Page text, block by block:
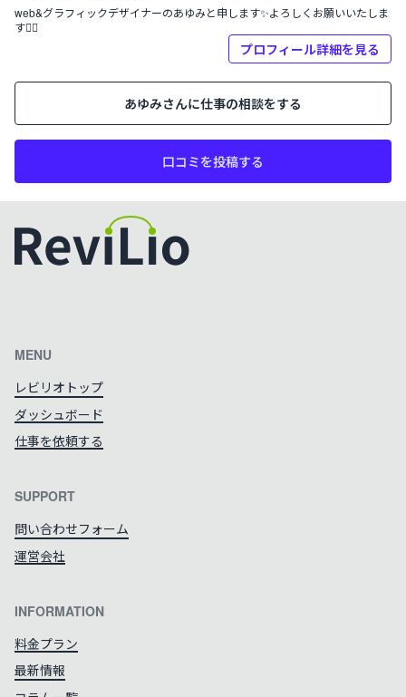
web&グラフィックデザイナーのあゆみと申します✨よろしくお願いいたしま
す🙇‍♀️
プロフィール詳細を見る
あゆみさんに仕事の相談をする
口コミを投稿する
MENU
レビリオトップ
ダッシュボード
仕事を依頼する
SUPPORT
問い合わせフォーム
運営会社
INFORMATION
料金プラン
最新情報